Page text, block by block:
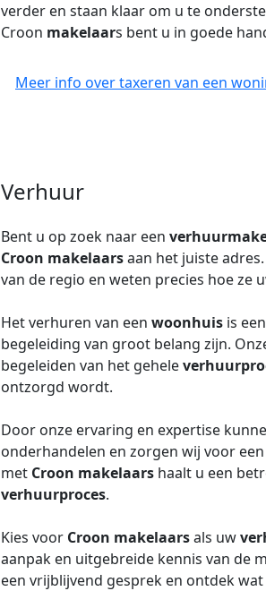
verder en staan klaar om u te
Croon makelaars bent u in goede
Meer info over taxeren van een
Verhuur
Bent u op zoek naar een
Croon makelaarsaan het juiste
van de regio en weten precies hoe ze
Het verhuren van een woonhuis is
begeleiding van groot belang zijn.
begeleiden van het gehele
ontzorgd wordt.
Door onze ervaring en expertise
onderhandelen en zorgen wij voor
met Croon makelaars haalt u een
verhuurproces.
Kies voor Croon makelaarsals uw
aanpak en uitgebreide kennis van de
een vrijblijvend gesprek en ontdek